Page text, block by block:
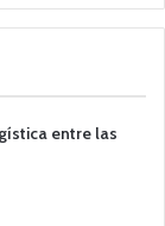
entre las